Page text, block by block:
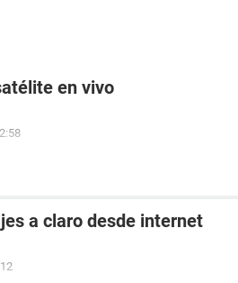
en vivo
a claro desde internet